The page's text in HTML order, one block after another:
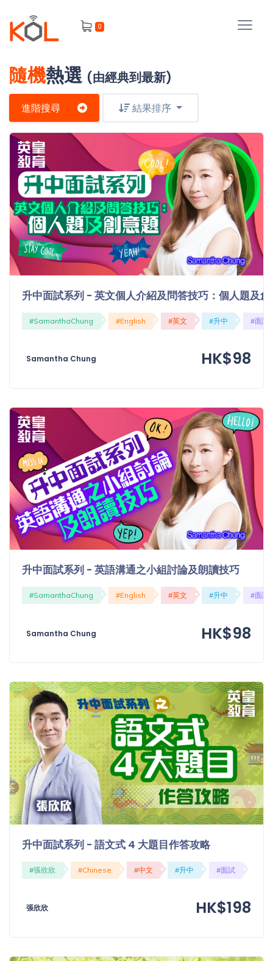
0
進
階
尋
主
題
補
習
課
程
免費
(19)
收費
(81)
選
項
時符
合所
有標
搜尋
會
員
我
的
課
程
我
的
我
重
設
密
碼
登出
隨機熱選 (由經典到最新)
進階搜尋 結果排序
升中面試系列 - 英文個人介紹及問答技巧：個人題及
#SamanthaChung #English #英文 #升中 #面試
Samantha Chung HK$98
升中面試系列 - 英語溝通之小組討論及朗讀技巧
#SamanthaChung #English #英文 #升中 #面試
Samantha Chung HK$98
升中面試系列 - 語文式 4 大題目作答攻略
#張欣欣 #Chinese #中文 #升中 #面試
張欣欣 HK$198